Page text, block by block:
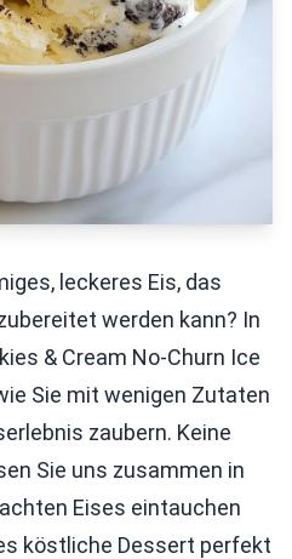
leckeres Eis, das
werden kann? In
& Cream No-Churn Ice
Sie mit wenigen Zutaten
zaubern. Keine
Sie uns zusammen in
Eises eintauchen
köstliche Dessert perfekt